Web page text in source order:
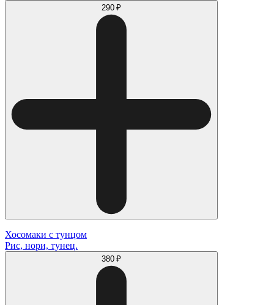
290 ₽
Хосомаки с тунцом
Рис, нори, тунец.
380 ₽